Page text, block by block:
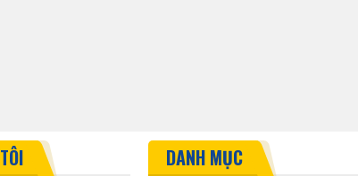
DANH MỤC